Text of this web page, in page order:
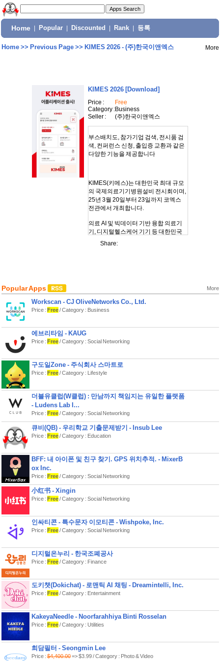
Home Popular Discounted Rank 등록
Home>> Previous Page>> KIMES 2026 - (주)한국이앤엑스 More
KIMES 2026 [Download]
Price :
Free
Category :Business
Seller :
(주)한국이앤엑스
부스배치도, 참가기업 검색, 전시품 검
색, 컨퍼런스 신청, 출입증 교환과 같은
다양한 기능을 제공합니다
KIMES(키메스)는 대한민국 최대 규모
의 국제의료기기병원설비 전시회이며,
25년 3월 20일부터 23일까지 코엑스
전관에서 개최합니다.
의료 AI 및 빅데이터 기반 융합 의료기
기, 디지털헬스케어 기기 등 대한민국
의료기기 트렌드를 확인하실 수 있습니
Share:
Popular Apps More
Workscan - CJ OliveNetworks Co., Ltd.
Price : Free/ Category : Business
에브리타임 - KAUG
Price : Free/ Category : Social Networking
구도일Zone - 주식회사 스마트로
Price : Free/ Category : Lifestyle
더블유클럽(W클럽) : 만남까지 책임지는 유일한 플랫폼
- Ludens Lab I...
Price : Free/ Category : Social Networking
큐비(QB) - 우리학교 기출문제받기 - Insub Lee
Price : Free/ Category : Education
BFF: 내 아이폰 및 친구 찾기. GPS 위치추적. - MixerB
ox Inc.
Price : Free/ Category : Social Networking
小红书 - Xingin
Price : Free/ Category : Social Networking
인싸티콘 - 특수문자 이모티콘 - Wishpoke, Inc.
Price : Free/ Category : Social Networking
디지털온누리 - 한국조폐공사
Price : Free/ Category : Finance
도키챗(Dokichat) - 로맨틱 AI 채팅 - Dreamintelli, Inc.
Price : Free/ Category : Entertainment
KakeyaNeedle - Noorfarahhiya Binti Rosselan
Price : Free/ Category : Utilities
희담필터 - Seongmin Lee
Price :$4,400.00=> $3.99 / Category : Photo & Video